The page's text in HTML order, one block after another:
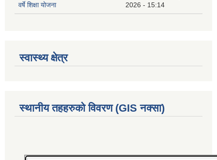
वर्षे शिक्षा योजना
2026 - 15:14
स्वास्थ्य क्षेत्र
स्थानीय तहहरुको विवरण (GIS नक्सा)